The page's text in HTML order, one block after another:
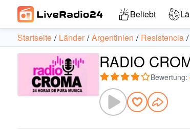
Beliebt
Startseite Länder Argentinien Resistencia
RADIO
Bewertung: